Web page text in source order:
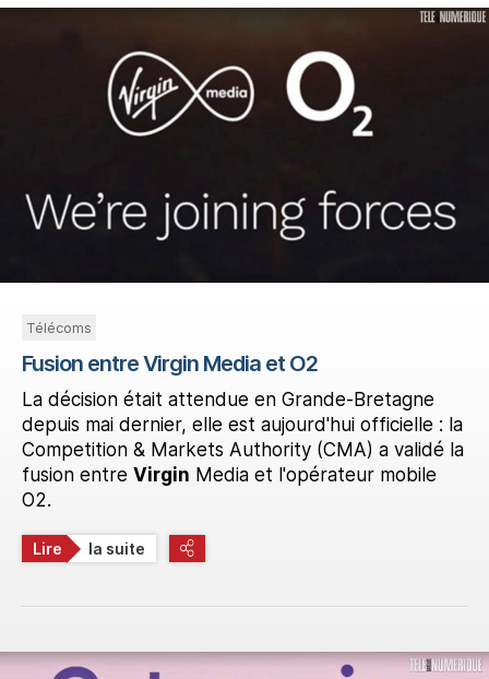
Télécoms
Fusion entre Virgin Media et O2
La décision était attendue en Grande-Bretagne
depuis mai dernier, elle est aujourd'hui officielle : la
Competition & Markets Authority (CMA) a validé la
fusion entre Virgin Media et l'opérateur mobile
O2.
Lire la suite